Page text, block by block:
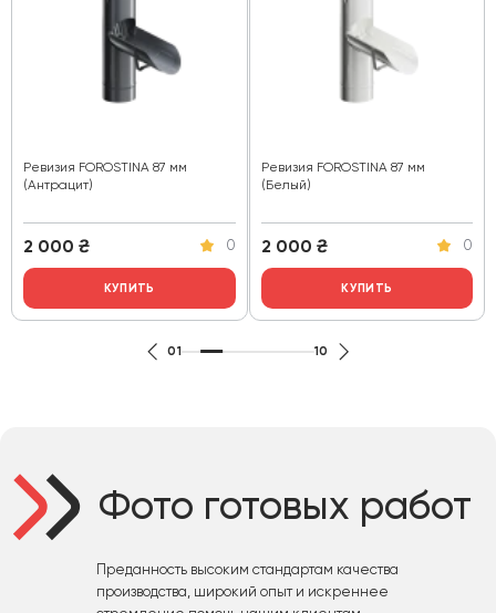
Ревизия FOROSTINA 87 мм
(Антрацит)
2 000 ₴ 0
КУПИТЬ
Ревизия FOROSTINA 87 мм
(Белый)
2 000 ₴ 0
КУПИТЬ
01 10
Фото готовых работ
Преданность высоким стандартам качества
производства, широкий опыт и искреннее